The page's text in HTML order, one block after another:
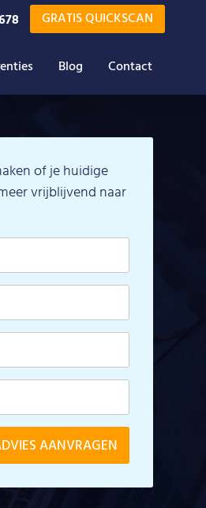
GRATIS QUICKSCAN
Blog Contact
of je huidige
vrijblijvend naar